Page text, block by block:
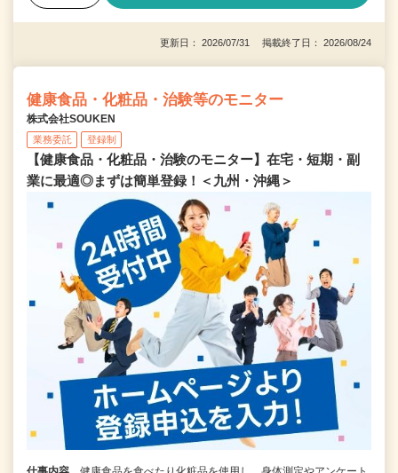
更新日： 2026/07/31 掲載終了日： 2026/08/24
健康食品・化粧品・治験等のモニター
株式会社SOUKEN
業務委託 登録制
【健康食品・化粧品・治験のモニター】在宅・短期・副
業に最適◎まずは簡単登録！＜九州・沖縄＞